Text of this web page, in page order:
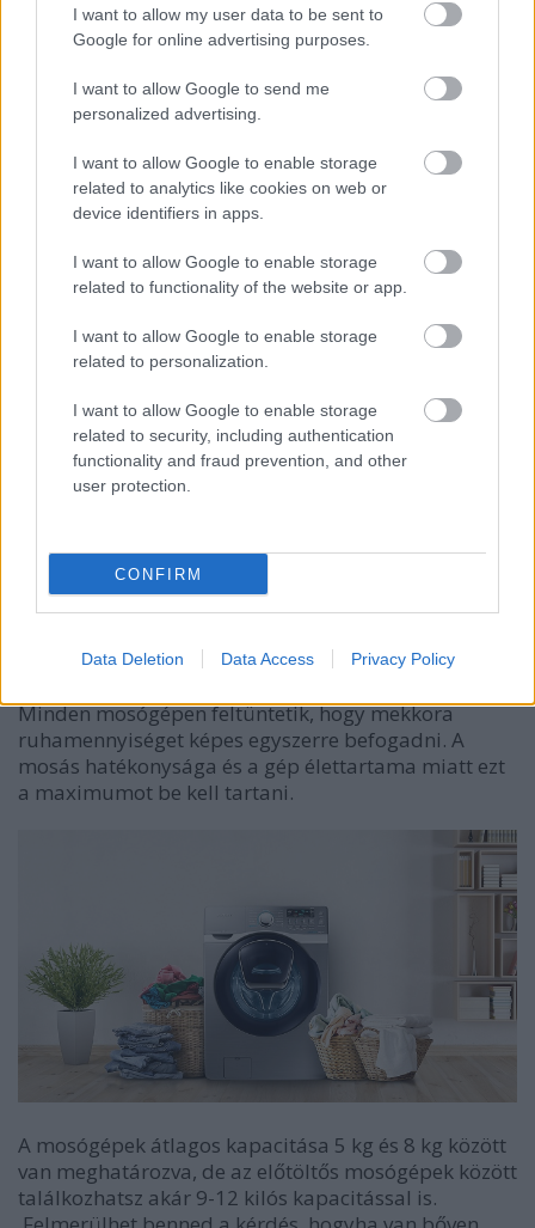
I want to allow my user data to be sent to
Google for online advertising purposes.
I want to allow Google to send me
personalized advertising.
I want to allow Google to enable storage
related to analytics like cookies on web or
device identifiers in apps.
I want to allow Google to enable storage
related to functionality of the website or app.
I want to allow Google to enable storage
related to personalization.
I want to allow Google to enable storage
related to security, including authentication
functionality and fraud prevention, and other
user protection.
CONFIRM
Data Deletion Data Access Privacy Policy
A mosógép töltő kapacitásátkilógrammban adják
meg, erről még lesz szó a későbbiekben.
A mosógépcentrifuga hatékonyságát
is betűkkel
jelölik, és az A a skála kedvezőbb végét, az abc
későbbi betűi a kevésbé jó hatékonyságot jelölik. A
mosógépeken a centrifugázás erősségét, idejét lehet
tetszőlegesen váltogatni. Általában a centrifugázás
tiltását, valamint az intenzítást 400-800+-ig lehet
választani. Minél kisebb számot választasz, annál
kevésbé fogja kicentrizni a ruhát a gép, tehát annál
vizesebb marad. A magasabb érték esetében
szárazabb lesz a ruha, de jóval gyűröttebb is.
A következő érték az energiacímkén a
foglalkozik. A mosási program alatti, valamint a
centrifugás közben hallható zajszintet is jelzik. A
zajszintet decibelben adják meg, és minél kisebb az
érték, annál csendesebben működik a mosógép.
Mosási kapacitás kiváltása
A gép méretének kiválasztásánál nagyon fontos
szempont, hogymennyit és milyen gyakran szeretnél
családgyarapítási terveidről sem, vagy arról, hogy a
Minden mosógépen feltüntetik, hogy mekkora
ruhamennyiséget képes egyszerre befogadni. A
mosás hatékonysága és a gép élettartama miatt ezt
a maximumot be kell tartani.
A mosógépek átlagos kapacitása 5 kg és 8 kg között
van meghatározva, de az előtöltős mosógépek között
találkozhatsz akár 9-12 kilós kapacitással is.